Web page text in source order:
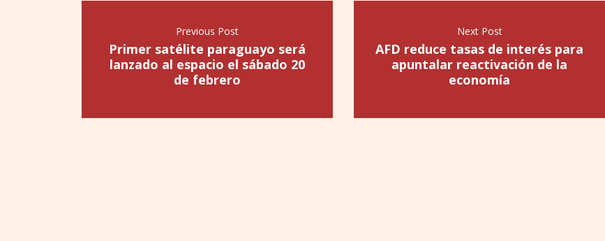
Previous Post
Primer satélite paraguayo será
lanzado al espacio el sábado 20
de febrero
Next Post
AFD reduce tasas de interés para
apuntalar reactivación de la
economía